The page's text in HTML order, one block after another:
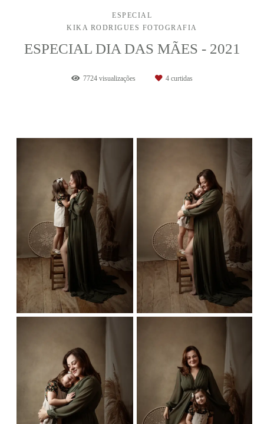
ESPECIAL
KIKA RODRIGUES FOTOGRAFIA
ESPECIAL DIA DAS MÃES - 2021
7724 visualizações 4 curtidas